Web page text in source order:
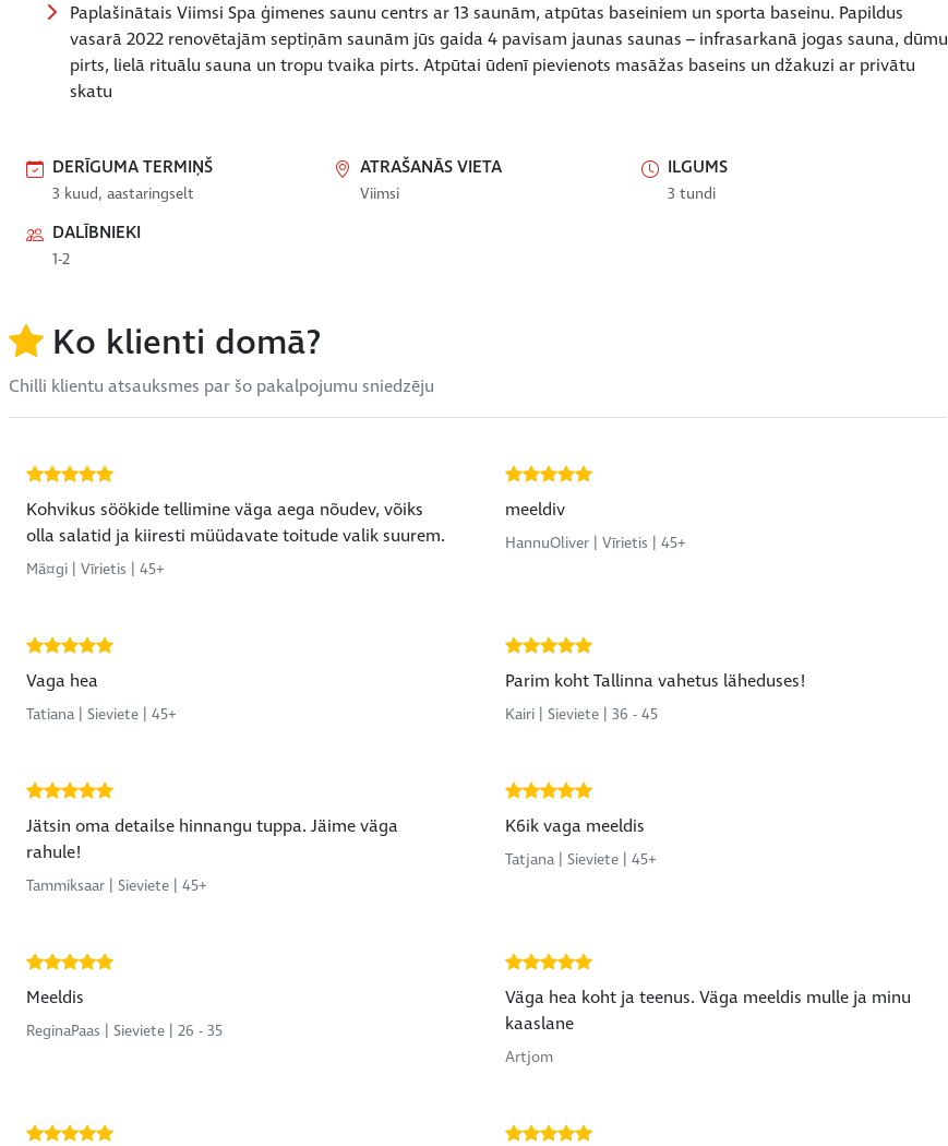
Paplašinātais Viimsi Spa ģimenes saunu centrs ar 13 saunām, atpūtas baseiniem un sporta baseinu. Papildus
vasarā 2022 renovētajām septiņām saunām jūs gaida 4 pavisam jaunas saunas – infrasarkanā jogas sauna, dūmu
pirts, lielā rituālu sauna un tropu tvaika pirts. Atpūtai ūdenī pievienots masāžas baseins un džakuzi ar privātu
skatu
DERĪGUMA TERMIŅŠ
3 kuud, aastaringselt
ATRAŠANĀS VIETA
Viimsi
ILGUMS
3 tundi
DALĪBNIEKI
1-2
Ko klienti domā?
Chilli klientu atsauksmes par šo pakalpojumu sniedzēju
Kohvikus söökide tellimine väga aega nõudev, võiks
olla salatid ja kiiresti müüdavate toitude valik suurem.
Mã¤gi | Vīrietis | 45+
meeldiv
HannuOliver | Vīrietis | 45+
Vaga hea
Tatiana | Sieviete | 45+
Parim koht Tallinna vahetus läheduses!
Kairi | Sieviete | 36 - 45
Jätsin oma detailse hinnangu tuppa. Jäime väga
rahule!
Tammiksaar | Sieviete | 45+
K6ik vaga meeldis
Tatjana | Sieviete | 45+
Meeldis
ReginaPaas | Sieviete | 26 - 35
Väga hea koht ja teenus. Väga meeldis mulle ja minu
kaaslane
Artjom